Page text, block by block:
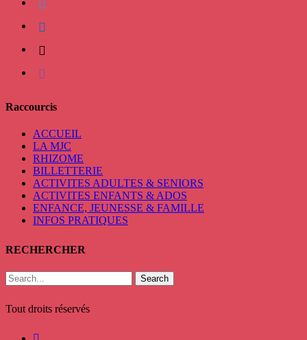
Raccourcis
ACCUEIL
LA MJC
RHIZOME
BILLETTERIE
ACTIVITES ADULTES & SENIORS
ACTIVITES ENFANTS & ADOS
ENFANCE, JEUNESSE & FAMILLE
INFOS PRATIQUES
RECHERCHER
Search
Tout droits réservés